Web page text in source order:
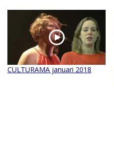
CULTURAMA januari 2018